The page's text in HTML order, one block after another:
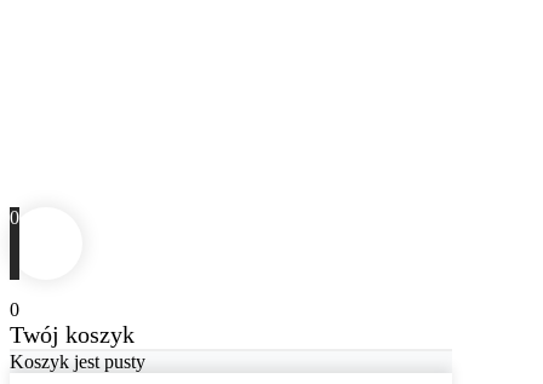
0
0
Twój koszyk
Koszyk jest pusty